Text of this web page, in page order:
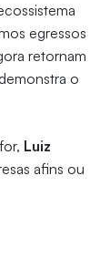
egressos
retornam
o
Luiz
afins ou